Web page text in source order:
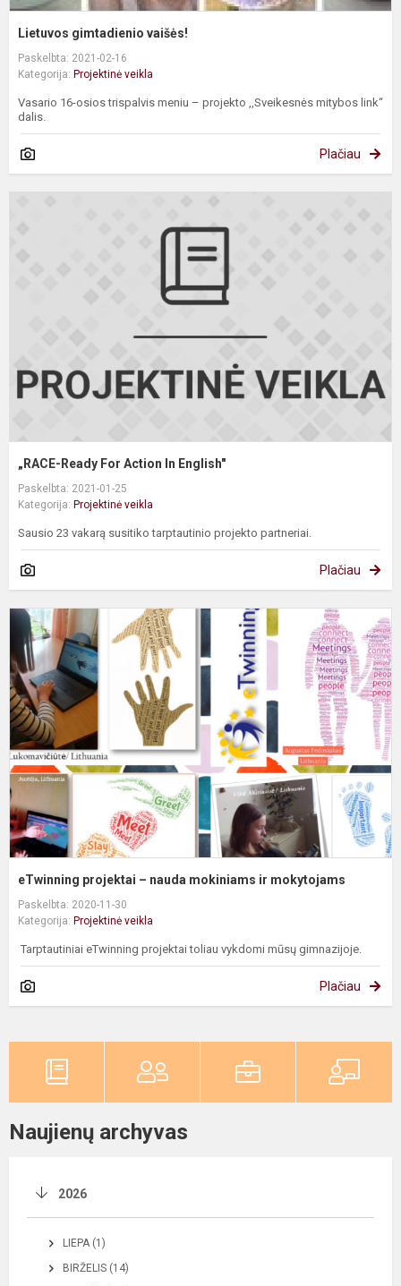
Lietuvos gimtadienio vaišės!
Paskelbta: 2021-02-16
Kategorija: Projektinė veikla
Vasario 16-osios trispalvis meniu – projekto ,,Sveikesnės mitybos link“
dalis.
Plačiau
„RACE-Ready For Action In English"
Paskelbta: 2021-01-25
Kategorija: Projektinė veikla
Sausio 23 vakarą susitiko tarptautinio projekto partneriai.
Plačiau
eTwinning projektai – nauda mokiniams ir mokytojams
Paskelbta: 2020-11-30
Kategorija: Projektinė veikla
Tarptautiniai eTwinning projektai toliau vykdomi mūsų gimnazijoje.
Plačiau
Naujienų archyvas
2026
LIEPA (1)
BIRŽELIS (14)